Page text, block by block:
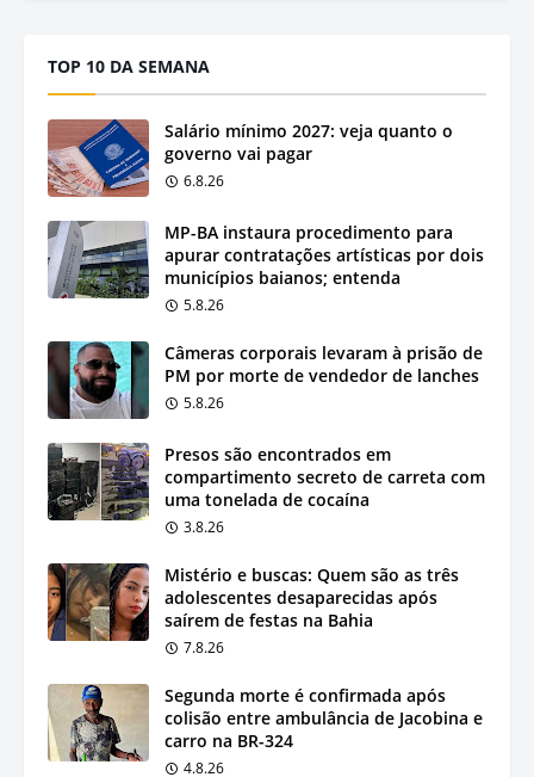
TOP 10 DA SEMANA
Salário mínimo 2027: veja quanto o
governo vai pagar
6.8.26
MP-BA instaura procedimento para
apurar contratações artísticas por dois
municípios baianos; entenda
5.8.26
Câmeras corporais levaram à prisão de
PM por morte de vendedor de lanches
5.8.26
Presos são encontrados em
compartimento secreto de carreta com
uma tonelada de cocaína
3.8.26
Mistério e buscas: Quem são as três
adolescentes desaparecidas após
saírem de festas na Bahia
7.8.26
Segunda morte é confirmada após
colisão entre ambulância de Jacobina e
carro na BR-324
4.8.26